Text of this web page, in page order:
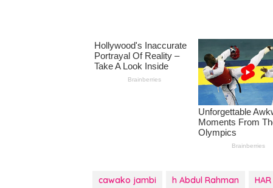
cawako jambi h Abdul Rahman HAR